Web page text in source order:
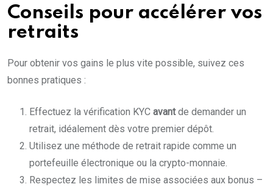
Conseils pour accélérer vos
retraits
Pour obtenir vos gains le plus vite possible, suivez ces
bonnes pratiques :
Effectuez la vérification KYC avantde demander un
retrait, idéalement dès votre premier dépôt.
Utilisez une méthode de retrait rapide comme un
portefeuille électronique ou la crypto-monnaie.
Respectez les limites de mise associées aux bonus –